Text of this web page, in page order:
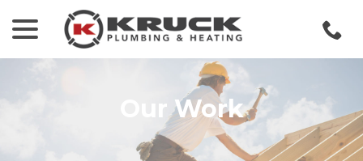
Content
Our Work